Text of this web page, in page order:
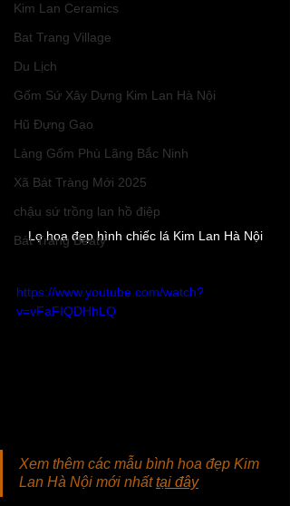
Kim Lan Ceramics
Bat Trang Village
Du Lịch
Gốm Sứ Xây Dựng Kim Lan Hà Nội
Hũ Đựng Gạo
Làng Gốm Phù Lãng Bắc Ninh
Xã Bát Tràng Mới 2025
chậu sứ trồng lan hồ điệp
Bát Tràng Beaty
Lọ hoa đẹp hình chiếc lá Kim Lan Hà Nội
https://www.youtube.com/watch?
v=vFaFIQDHhLQ
Xem thêm các mẫu bình hoa đẹp Kim
Lan Hà Nội mới nhất tại đây